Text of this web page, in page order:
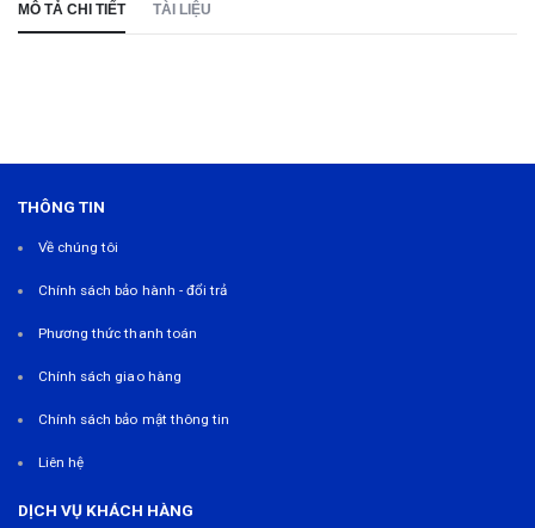
MÔ TẢ CHI TIẾT TÀI LIỆU
THÔNG TIN
Về chúng tôi
Chính sách bảo hành - đổi trả
Phương thức thanh toán
Chính sách giao hàng
Chính sách bảo mật thông tin
Liên hệ
DỊCH VỤ KHÁCH HÀNG